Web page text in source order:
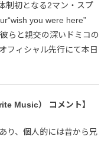
制初となる2マン・スプ
you were here”
らと親交の深いドミコの
フィシャル先行にて本日
Music） コメント】
り、個人的には昔から兄